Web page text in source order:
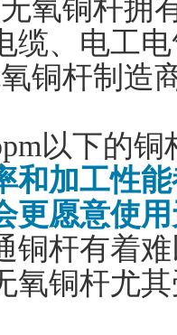
无氧铜杆拥
缆、电工
铜杆制造
以下的
和加工性
更愿意使
铜杆有着
氧铜杆尤